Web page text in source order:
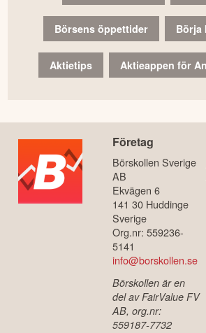
Börsens öppettider Börja
Aktietips Aktieappen för
Företag
Börskollen Sverige
AB
Ekvägen 6
141 30 Huddinge
Sverige
Org.nr: 559236-
5141
info@borskollen.se
Börskollen är en
del av FairValue FV
AB, org.nr:
559187-7732